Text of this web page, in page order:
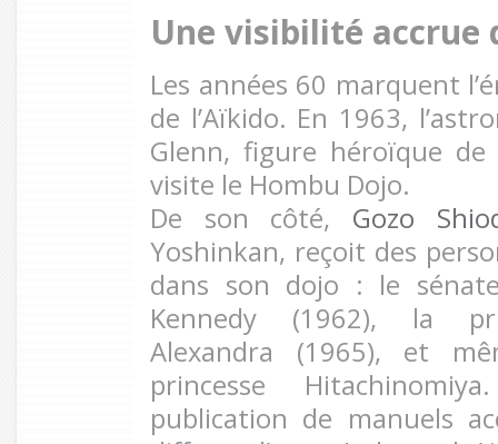
Une visibilité accrue
Les années 60 marquent
de l’Aïkido. En 1963,
Glenn, figure héroïque
visite le Hombu Dojo.
De son côté, Gozo
Yoshinkan, reçoit des
dans son dojo : le
Kennedy (1962), la
Alexandra (1965), et
princesse
publication de manuels